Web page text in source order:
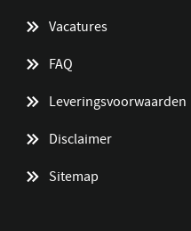
Vacatures
FAQ
Leveringsvoorwaarden
Disclaimer
Sitemap